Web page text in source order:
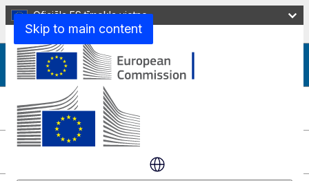
Skip to main content
Oficiāla ES tīmekļa vietne
Darbiniekiem (apmācība)
Darbiniekiem (apmācība)
Augstākā izglītība